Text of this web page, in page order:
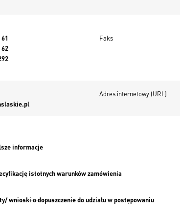
Faks
Adres internetowy (URL)
informacje
istotnych warunków zamówienia
wnioski o dopuszczeniedo udziału w postępowaniu